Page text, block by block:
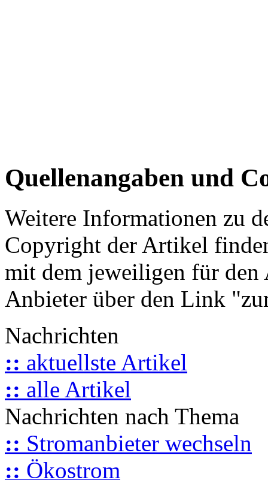
Quellenangaben und
Weitere Informationen zu
Copyright der Artikel
mit dem jeweiligen für
Anbieter über den Link
Nachrichten
:: aktuellste Artikel
:: alle Artikel
Nachrichten nach Thema
:: Stromanbieter wechseln
:: Ökostrom